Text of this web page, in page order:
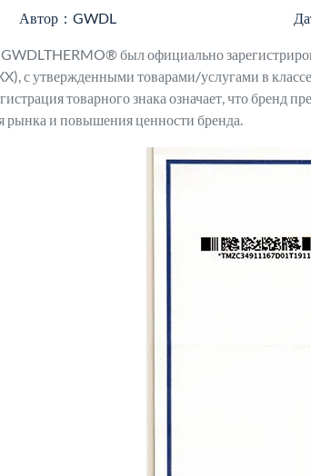
Автор：GWDL
был официально
с утвержденными товарами/услугами в
товарного знака означает, что
рынка и повышения ценности бренда.